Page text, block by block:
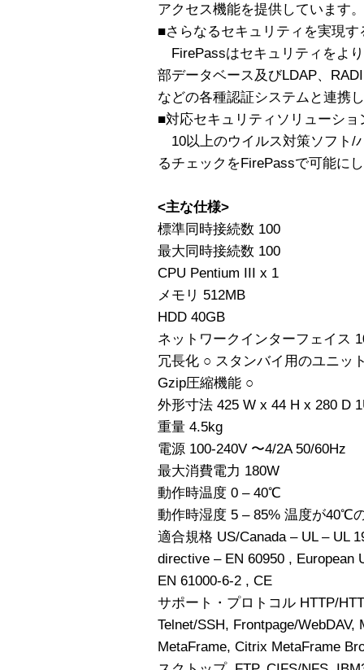
アクセス機能を提供しています。
■さらなるセキュリティを実現
FirePassはセキュリティをよ
部データベース及びLDAP、
などの各種認証システムと連携
■対応セキュリティソリューショ
10以上のウイルス対策ソフト/
るチェックをFirePassで可能に
<主な仕様>
標準同時接続数 100
最大同時接続数 100
CPU Pentium III x 1
メモリ 512MB
HDD 40GB
ネットワークインターフェイス
冗長化 ○ スタンバイ用のユニッ
Gzip圧縮機能 ○
外形寸法 425 W x 44 H x 280 D
重量 4.5kg
電源 100-240V 〜4/2A 50/60Hz
最大消費電力 180W
動作時温度 0 – 40℃
動作時湿度 5 – 85% 温度が40℃
適合規格 US/Canada – UL – UL
directive – EN 60950 , European
EN 61000-6-2 , CE
サポート・プロトコル HTTP/
Telnet/SSH, Frontpage/
MetaFrame, Citrix MetaFrame